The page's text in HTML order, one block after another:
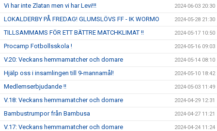
Vi har inte Zlatan men vi har Levi!!! 2024-06-03 20:30
LOKALDERBY PÅ FREDAG! GLUMSLÖVS FF - IK WORMO 2024-05-28 21:30
TILLSAMMAMS FÖR ETT BÄTTRE MATCHKLIMAT !! 2024-05-17 10:50
Procamp Fotbollsskola ! 2024-05-16 09:03
V.20: Veckans hemmamatcher och domare 2024-05-14 08:10
Hjälp oss i insamlingen till 9-mannamål! 2024-05-10 18:42
Medlemserbjudande !! 2024-05-03 11:49
V.18: Veckans hemmamatcher och domare 2024-04-29 12:31
Bambustrumpor från Bambusa 2024-04-27 11:21
V.17: Veckans hemmamatcher och domare 2024-04-24 11:24